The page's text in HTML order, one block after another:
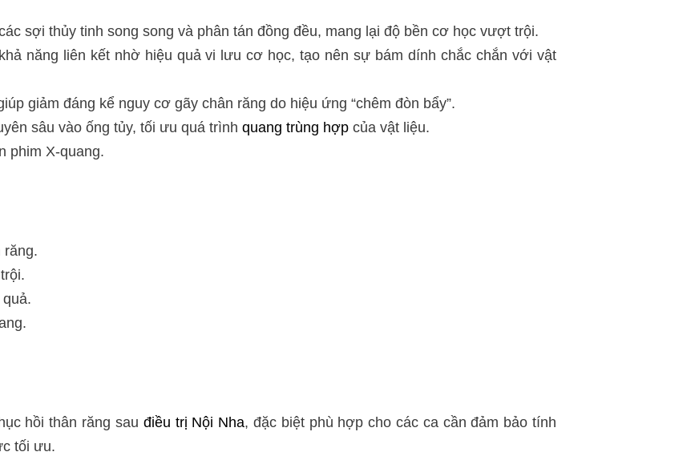
sợi thủy tinh song song và phân tán đồng đều, mang lại độ bền cơ học vượt trội.
năng liên kết nhờ hiệu quả vi lưu cơ học, tạo nên sự bám dính chắc chắn với vật
giảm đáng kể nguy cơ gãy chân răng do hiệu ứng “chêm đòn bẩy”.
sâu vào ống tủy, tối ưu quá trình quang trùng hợp của vật liệu.
phim X-quang.
răng.
quả.
hồi thân răng sau điều trị Nội Nha, đặc biệt phù hợp cho các ca cần đảm bảo tính
tối ưu.